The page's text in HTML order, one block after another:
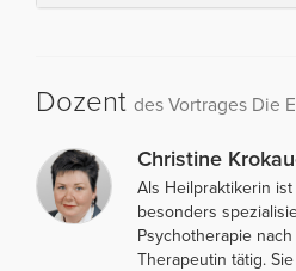
Dozent des Vortrages Die
Christine
Als Heilpraktikerin
besonders
Psychotherapie nach
Therapeutin tätig.